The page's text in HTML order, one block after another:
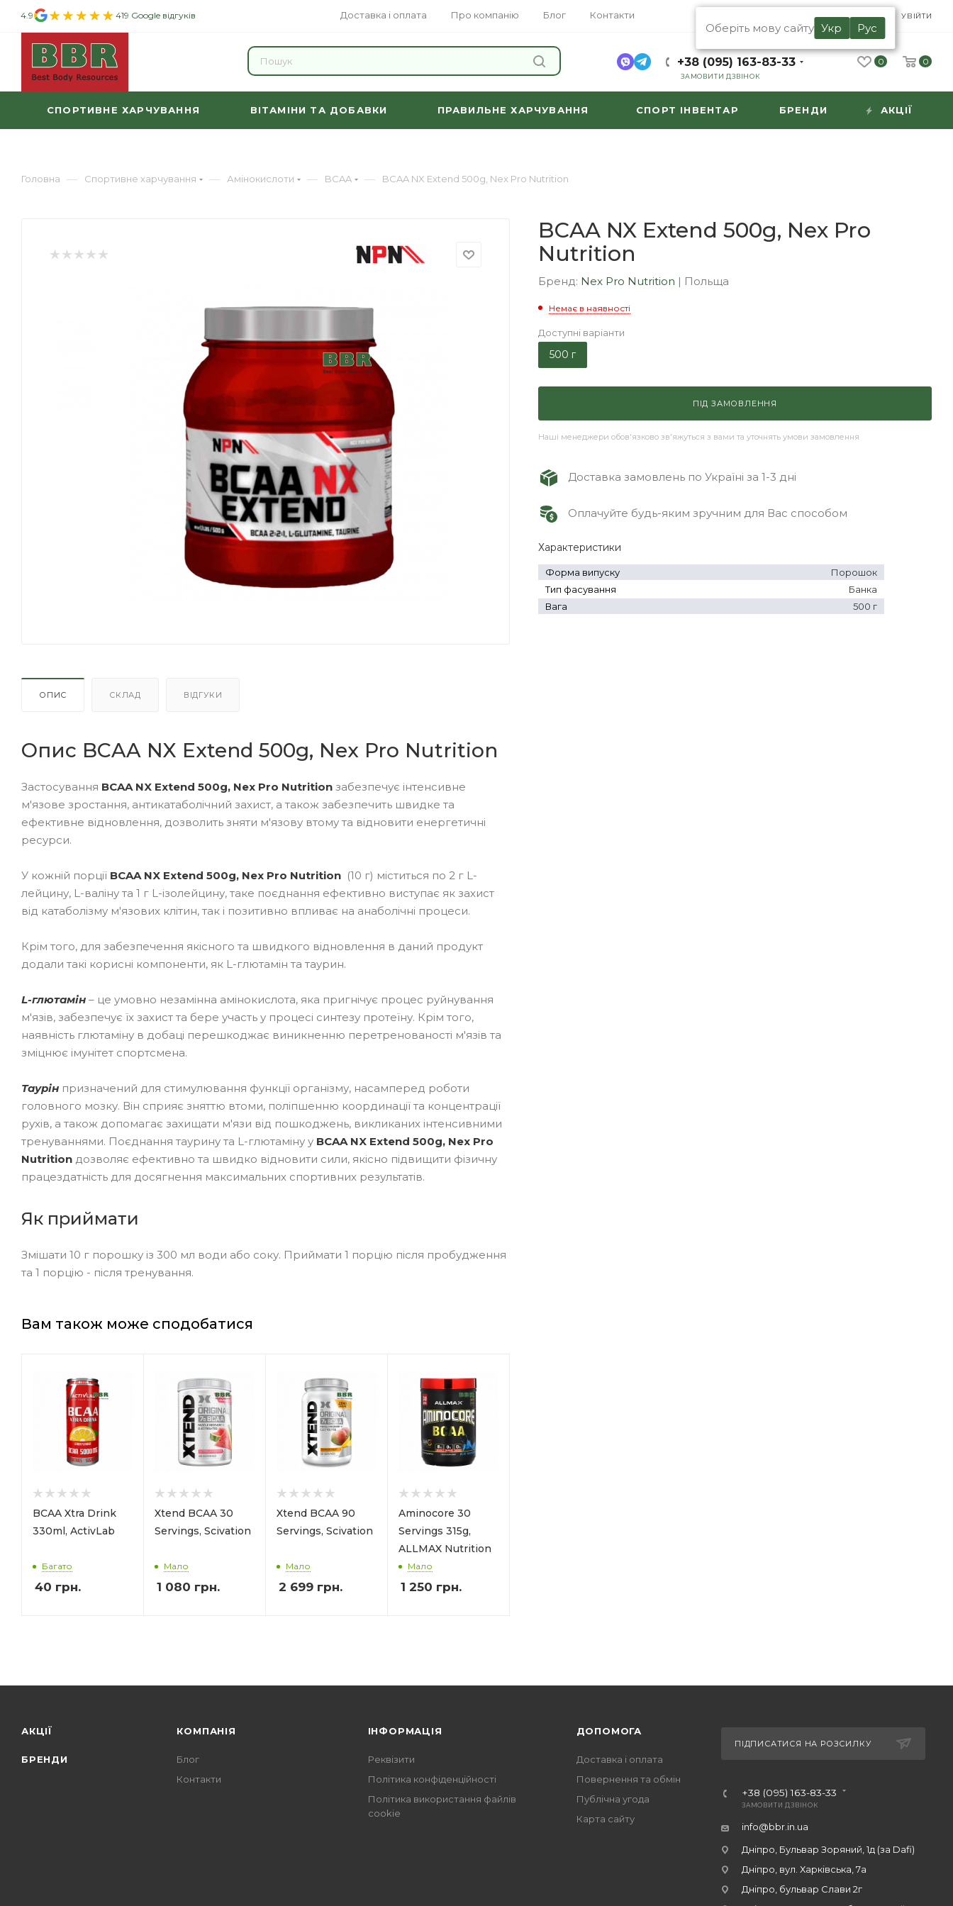
Доставка і оплата Про компанію Блог Контакти
4.9 419 Google відгуків RU
Оберіть мову сайту Укр Рус
УВІЙТИ
+38 (095) 163-83-33
ЗАМОВИТИ ДЗВІНОК
0 0
СПОРТИВНЕ ХАРЧУВАННЯ ВІТАМІНИ ТА ДОБАВКИ ПРАВИЛЬНЕ ХАРЧУВАННЯ СПОРТ ІНВЕНТАР БРЕНДИ АКЦІЇ
Головна — Спортивне харчування — Амінокислоти — BCAA — BCAA NX Extend 500g, Nex Pro Nutrition
ОПИС СКЛАД ВІДГУКИ
Опис BCAA NX Extend 500g, Nex Pro Nutrition
Застосування BCAA NX Extend 500g, Nex Pro Nutrition забезпечує інтенсивне
м'язове зростання, антикатаболічний захист, а також забезпечить швидке та
ефективне відновлення, дозволить зняти м'язову втому та відновити енергетичні
ресурси.
У кожній порції BCAA NX Extend 500g, Nex Pro Nutrition (10 г) міститься по 2 г L-
лейцину, L-валіну та 1 г L-ізолейцину, таке поєднання ефективно виступає як захист
від катаболізму м'язових клітин, так і позитивно впливає на анаболічні процеси.
Крім того, для забезпечення якісного та швидкого відновлення в даний продукт
додали такі корисні компоненти, як L-глютамін та таурин.
L-глютамін – це умовно незамінна амінокислота, яка пригнічує процес руйнування
м'язів, забезпечує їх захист та бере участь у процесі синтезу протеїну. Крім того,
наявність глютаміну в добаці перешкоджає виникненню перетренованості м'язів та
зміцнює імунітет спортсмена.
Таурін призначений для стимулювання функції організму, насамперед роботи
головного мозку. Він сприяє зняттю втоми, поліпшенню координації та концентрації
рухів, а також допомагає захищати м'язи від пошкоджень, викликаних інтенсивними
тренуваннями. Поєднання таурину та L-глютаміну у BCAA NX Extend 500g, Nex Pro
Nutrition дозволяє ефективно та швидко відновити сили, якісно підвищити фізичну
працездатність для досягнення максимальних спортивних результатів.
Як приймати
Змішати 10 г порошку із 300 мл води або соку. Приймати 1 порцію після пробудження
та 1 порцію - після тренування.
Вам також може сподобатися
BCAA Xtra Drink
330ml, ActivLab
Багато
40 грн.
Xtend BCAA 30
Servings, Scivation
Мало
1 080 грн.
Xtend BCAA 90
Servings, Scivation
Мало
2 699 грн.
Aminocore 30
Servings 315g,
ALLMAX Nutrition
Мало
1 250 грн.
BCAA NX Extend 500g, Nex Pro
Nutrition
Бренд: Nex Pro Nutrition | Польща
Немає в наявності
Доступні варіанти
500 г
ПІД ЗАМОВЛЕННЯ
Наші менеджери обов'язково зв'яжуться з вами та уточнять умови замовлення
Доставка замовлень по Україні за 1-3 дні
Оплачуйте будь-яким зручним для Вас способом
Характеристики
Форма випуску
Порошок
Тип фасування
Банка
Вага
500 г
АКЦІЇ
БРЕНДИ
КОМПАНІЯ
Блог
Контакти
ІНФОРМАЦІЯ
Реквізити
Політика конфіденційності
Політика використання файлів
cookie
ДОПОМОГА
Доставка і оплата
Повернення та обмін
Публічна угода
Карта сайту
ПІДПИСАТИСЯ НА РОЗСИЛКУ
+38 (095) 163-83-33
ЗАМОВИТИ ДЗВІНОК
info@bbr.in.ua
Дніпро, Бульвар Зоряний, 1д (за Dafi)
Дніпро, вул. Харківська, 7а
Дніпро, бульвар Слави 2г